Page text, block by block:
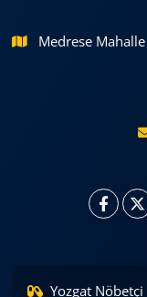
Medrese
Yozgat Nöbetçi